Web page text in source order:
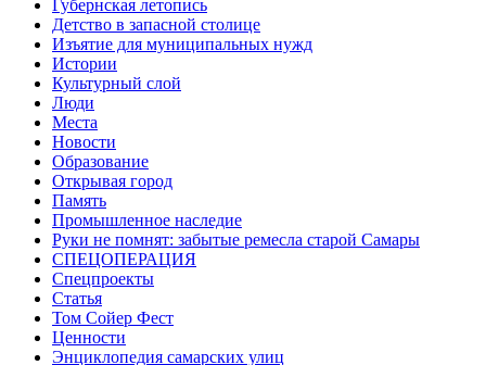
Губернская летопись
Детство в запасной столице
Изъятие для муниципальных нужд
Истории
Культурный слой
Люди
Места
Новости
Образование
Открывая город
Память
Промышленное наследие
Руки не помнят: забытые ремесла старой Самары
СПЕЦОПЕРАЦИЯ
Спецпроекты
Статья
Том Сойер Фест
Ценности
Энциклопедия самарских улиц